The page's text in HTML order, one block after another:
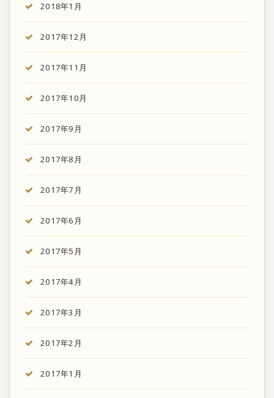
2018年1月
2017年12月
2017年11月
2017年10月
2017年9月
2017年8月
2017年7月
2017年6月
2017年5月
2017年4月
2017年3月
2017年2月
2017年1月